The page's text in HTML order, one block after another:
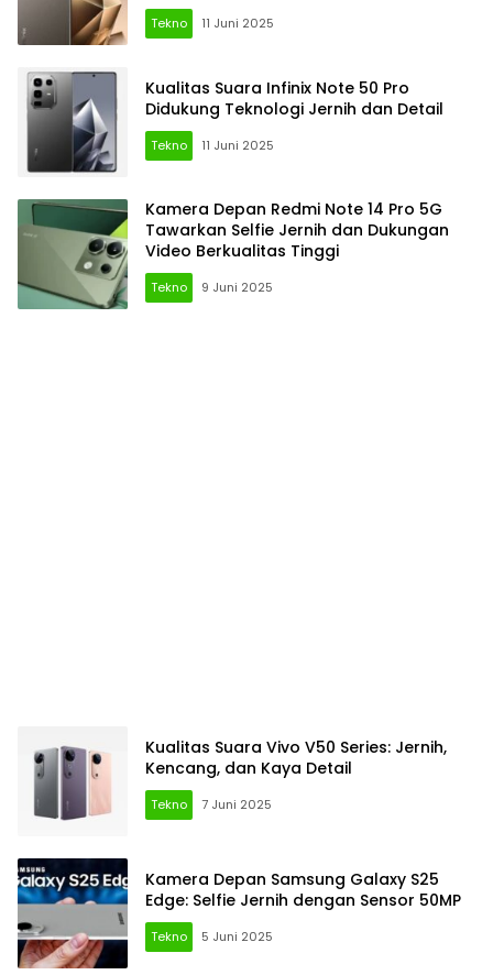
Tekno 11 Juni 2025
Kualitas Suara Infinix Note 50 Pro
Didukung Teknologi Jernih dan Detail
Tekno 11 Juni 2025
Kamera Depan Redmi Note 14 Pro 5G
Tawarkan Selfie Jernih dan Dukungan
Video Berkualitas Tinggi
Tekno 9 Juni 2025
Kualitas Suara Vivo V50 Series: Jernih,
Kencang, dan Kaya Detail
Tekno 7 Juni 2025
Kamera Depan Samsung Galaxy S25
Edge: Selfie Jernih dengan Sensor 50MP
Tekno 5 Juni 2025